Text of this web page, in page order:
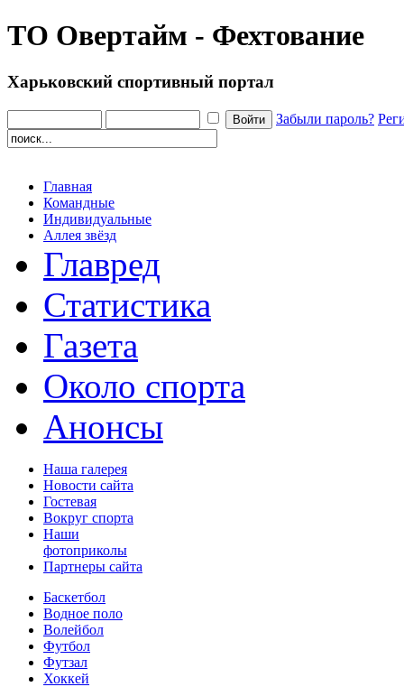
ТО Овертайм - Фехтование
Харьковский спортивный портал
Забыли пароль?
Главная
Командные
Индивидуальные
Аллея звёзд
Главред
Статистика
Газета
Около спорта
Анонсы
Наша галерея
Новости сайта
Гостевая
Вокруг спорта
Наши
фотоприколы
Партнеры сайта
Баскетбол
Водное поло
Волейбол
Футбол
Футзал
Хоккей